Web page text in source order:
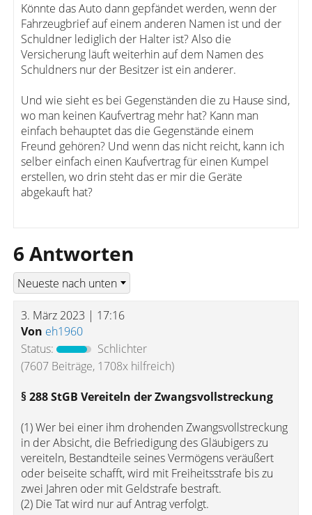
Könnte das Auto dann gepfändet werden, wenn der
Fahrzeugbrief auf einem anderen Namen ist und der
Schuldner lediglich der Halter ist? Also die
Versicherung läuft weiterhin auf dem Namen des
Schuldners nur der Besitzer ist ein anderer.
Und wie sieht es bei Gegenständen die zu Hause sind,
wo man keinen Kaufvertrag mehr hat? Kann man
einfach behauptet das die Gegenstände einem
Freund gehören? Und wenn das nicht reicht, kann ich
selber einfach einen Kaufvertrag für einen Kumpel
erstellen, wo drin steht das er mir die Geräte
abgekauft hat?
6 Antworten
3. März 2023 | 17:16
Von eh1960
Status:
Schlichter
(7607 Beiträge, 1708x hilfreich)
§ 288 StGB Vereiteln der Zwangsvollstreckung
(1) Wer bei einer ihm drohenden Zwangsvollstreckung
in der Absicht, die Befriedigung des Gläubigers zu
vereiteln, Bestandteile seines Vermögens veräußert
oder beiseite schafft, wird mit Freiheitsstrafe bis zu
zwei Jahren oder mit Geldstrafe bestraft.
(2) Die Tat wird nur auf Antrag verfolgt.